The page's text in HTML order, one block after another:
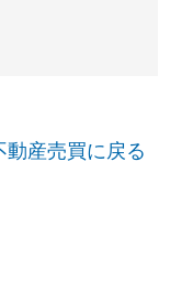
産売買に戻る